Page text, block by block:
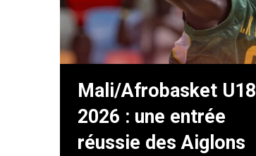
Mali/Afrobasket U18
2026 : une entrée
réussie des Aiglons